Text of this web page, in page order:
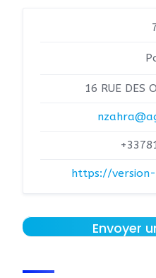
16 RUE DES
https://
Envoyer